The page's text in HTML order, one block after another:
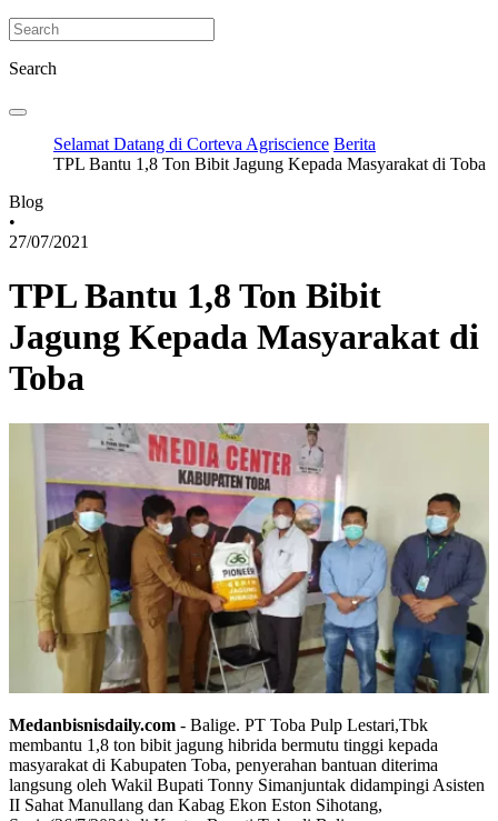
Search
Selamat Datang di Corteva Agriscience Berita
TPL Bantu 1,8 Ton Bibit Jagung Kepada Masyarakat di Toba
Blog
•
27/07/2021
TPL Bantu 1,8 Ton Bibit
Jagung Kepada Masyarakat di
Toba
Medanbisnisdaily.com - Balige. PT Toba Pulp Lestari,Tbk
membantu 1,8 ton bibit jagung hibrida bermutu tinggi kepada
masyarakat di Kabupaten Toba, penyerahan bantuan diterima
langsung oleh Wakil Bupati Tonny Simanjuntak didampingi Asisten
II Sahat Manullang dan Kabag Ekon Eston Sihotang,